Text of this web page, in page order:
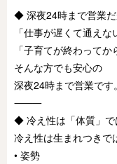
◆ 深夜24時まで営業
「仕事が遅くて通えな
「子育てが終わってか
そんな方でも安心の
深夜24時まで営業です。
⸻
◆ 冷え性は「体質」で
冷え性は生まれつきで
• 姿勢